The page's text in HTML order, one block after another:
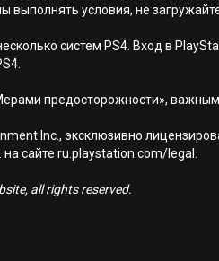
выполнять условия, не
систем PS4. Вход в
предосторожности»,
Inc., эксклюзивно
сайте ru.playstation.com/legal.
all rights reserved.